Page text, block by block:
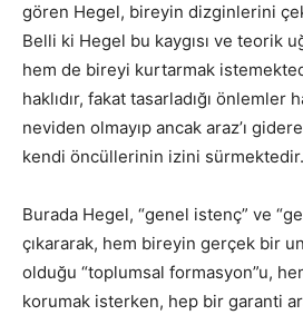
gören Hegel, bireyin dizginlerini
Belli ki Hegel bu kaygısı ve teorik
hem de bireyi kurtarmak
haklıdır, fakat tasarladığı önlemler
neviden olmayıp ancak araz’ı
kendi öncüllerinin izini sürmektedir.
Burada Hegel, “genel istenç” ve
çıkararak, hem bireyin gerçek bir
olduğu “toplumsal formasyon”u,
korumak isterken, hep bir garanti